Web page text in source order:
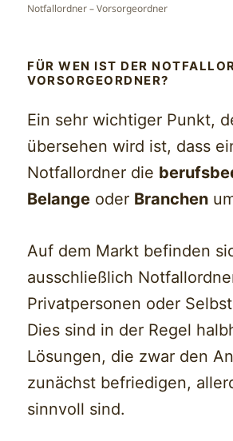
Notfallordner – Vorsorgeordner
FÜR WEN IST DER
VORSORGEORDNER?
Ein sehr wichtiger Punkt,
übersehen wird ist, dass
Notfallordner die
Belange oder Branchen
Auf dem Markt befinden
ausschließlich
Privatpersonen oder
Dies sind in der Regel
Lösungen, die zwar den
zunächst befriedigen,
sinnvoll sind.